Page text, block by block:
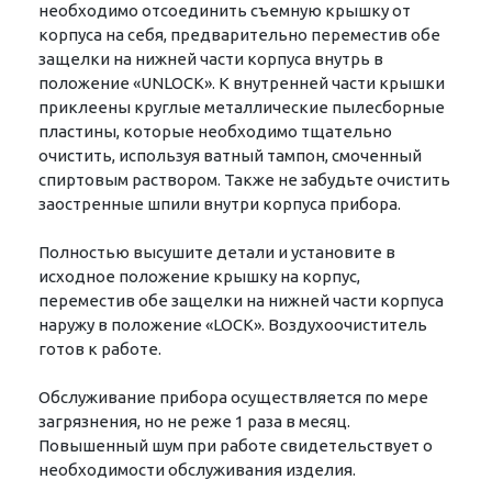
необходимо отсоединить съемную крышку от
корпуса на себя, предварительно переместив обе
защелки на нижней части корпуса внутрь в
положение «UNLOCK». К внутренней части крышки
приклеены круглые металлические пылесборные
пластины, которые необходимо тщательно
очистить, используя ватный тампон, смоченный
спиртовым раствором. Также не забудьте очистить
заостренные шпили внутри корпуса прибора.
Полностью высушите детали и установите в
исходное положение крышку на корпус,
переместив обе защелки на нижней части корпуса
наружу в положение «LOCK». Воздухоочиститель
готов к работе.
Обслуживание прибора осуществляется по мере
загрязнения, но не реже 1 раза в месяц.
Повышенный шум при работе свидетельствует о
необходимости обслуживания изделия.